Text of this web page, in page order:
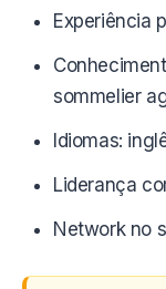
Experiência
sommelier
Idiomas:
Liderança
Network no